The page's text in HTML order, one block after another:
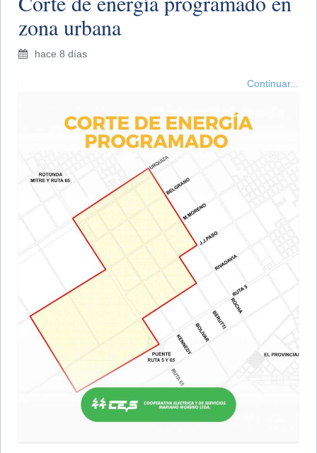
zona urbana
hace 8 días
Continuar...